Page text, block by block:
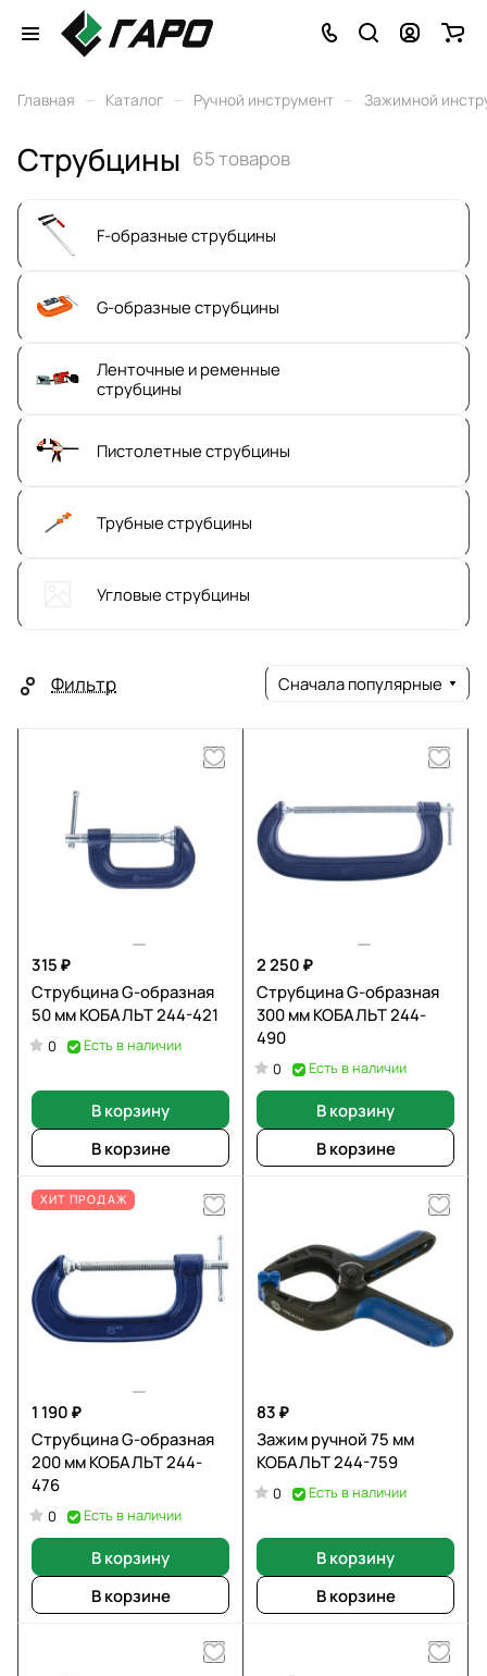
Главная – Каталог – Ручной инструмент – Зажимной
Струбцины 65 товаров
F-образные струбцины
G-образные струбцины
Ленточные и ременные
струбцины
Пистолетные струбцины
Трубные струбцины
Угловые струбцины
Фильтр Сначала популярные
315 ₽
Струбцина G-образная
50 мм КОБАЛЬТ 244-421
0 Есть в наличии
В корзину
В корзине
2 250 ₽
Струбцина G-образная
300 мм КОБАЛЬТ 244-
490
0 Есть в наличии
В корзину
В корзине
ХИТ ПРОДАЖ
1 190 ₽
Струбцина G-образная
200 мм КОБАЛЬТ 244-
476
0 Есть в наличии
В корзину
В корзине
83 ₽
Зажим ручной 75 мм
КОБАЛЬТ 244-759
0 Есть в наличии
В корзину
В корзине